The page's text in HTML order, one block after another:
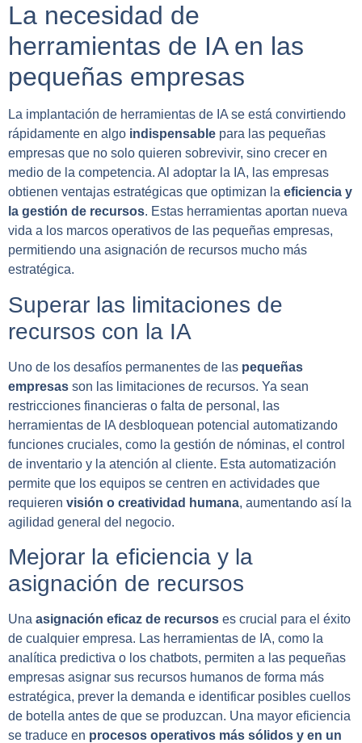
La necesidad de
herramientas de IA en las
pequeñas empresas
La implantación de herramientas de IA se está convirtiendo
rápidamente en algo indispensable para las pequeñas
empresas que no solo quieren sobrevivir, sino crecer en
medio de la competencia. Al adoptar la IA, las empresas
obtienen ventajas estratégicas que optimizan la eficiencia y
la gestión de recursos. Estas herramientas aportan nueva
vida a los marcos operativos de las pequeñas empresas,
permitiendo una asignación de recursos mucho más
estratégica.
Superar las limitaciones de
recursos con la IA
Uno de los desafíos permanentes de las pequeñas
empresas son las limitaciones de recursos. Ya sean
restricciones financieras o falta de personal, las
herramientas de IA desbloquean potencial automatizando
funciones cruciales, como la gestión de nóminas, el control
de inventario y la atención al cliente. Esta automatización
permite que los equipos se centren en actividades que
requieren visión o creatividad humana, aumentando así la
agilidad general del negocio.
Mejorar la eficiencia y la
asignación de recursos
Una asignación eficaz de recursos es crucial para el éxito
de cualquier empresa. Las herramientas de IA, como la
analítica predictiva o los chatbots, permiten a las pequeñas
empresas asignar sus recursos humanos de forma más
estratégica, prever la demanda e identificar posibles cuellos
de botella antes de que se produzcan. Una mayor eficiencia
se traduce en procesos operativos más sólidos y en un